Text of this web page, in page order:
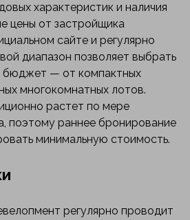
характеристик и наличия
цены от застройщика
сайте и регулярно
диапазон позволяет выбрать
бюджет — от компактных
многокомнатных лотов.
растет по мере
поэтому раннее бронирование
минимальную стоимость.
регулярно проводит